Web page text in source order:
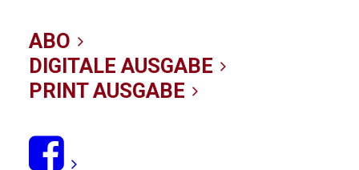
ABO
DIGITALE AUSGABE
PRINT AUSGABE